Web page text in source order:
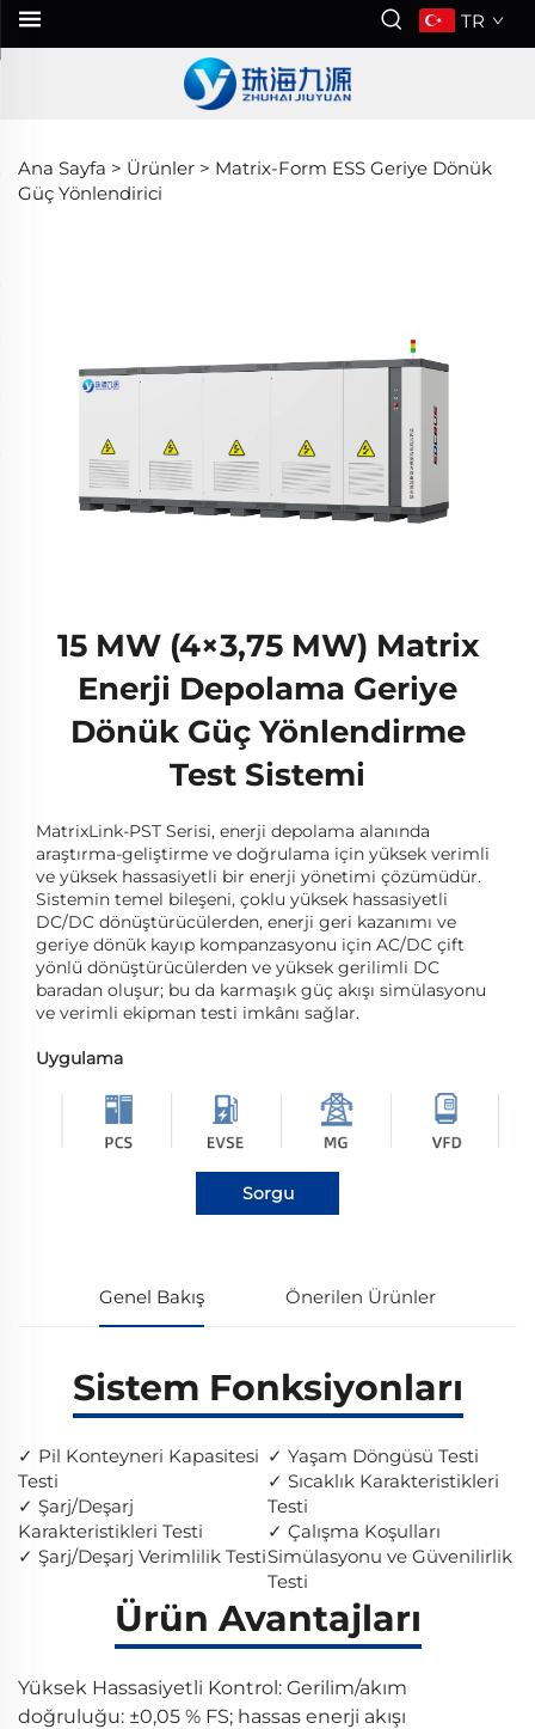
TR
Ana Sayfa > Ürünler > Matrix-Form ESS Geriye Dönük
Güç Yönlendirici
15 MW (4×3,75 MW) Matrix
Enerji Depolama Geriye
Dönük Güç Yönlendirme
Test Sistemi
MatrixLink-PST Serisi, enerji depolama alanında
araştırma-geliştirme ve doğrulama için yüksek verimli
ve yüksek hassasiyetli bir enerji yönetimi çözümüdür.
Sistemin temel bileşeni, çoklu yüksek hassasiyetli
DC/DC dönüştürücülerden, enerji geri kazanımı ve
geriye dönük kayıp kompanzasyonu için AC/DC çift
yönlü dönüştürücülerden ve yüksek gerilimli DC
baradan oluşur; bu da karmaşık güç akışı simülasyonu
ve verimli ekipman testi imkânı sağlar.
Uygulama
Sorgu
Genel Bakış Önerilen Ürünler
Sistem Fonksiyonları
✓ Pil Konteyneri Kapasitesi
Testi
✓ Şarj/Deşarj
Karakteristikleri Testi
✓ Şarj/Deşarj Verimlilik Testi
✓ Yaşam Döngüsü Testi
✓ Sıcaklık Karakteristikleri
Testi
✓ Çalışma Koşulları
Simülasyonu ve Güvenilirlik
Testi
Ürün Avantajları
Yüksek Hassasiyetli Kontrol: Gerilim/akım
doğruluğu: ±0,05 % FS; hassas enerji akışı